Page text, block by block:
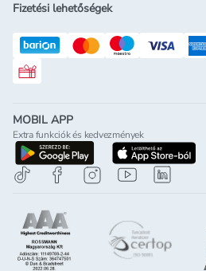
Fizetési lehetőségek
Rossmann ajándékkártya
MOBIL APP
Extra funkciók és kedvezmények
letöltés a google-